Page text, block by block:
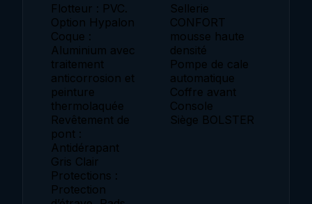
Flotteur : PVC.
Option Hypalon
Coque :
Aluminium avec
traitement
anticorrosion et
peinture
thermolaquée
Revêtement de
pont :
Antidérapant
Gris Clair
Protections :
Protection
Sellerie
CONFORT
mousse haute
densité
Pompe de cale
automatique
Coffre avant
Console
Siège BOLSTER